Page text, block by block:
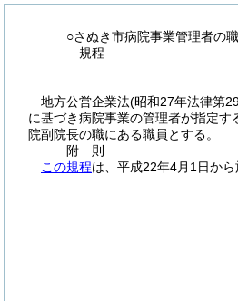
○さぬき市病院事業管理者の
規程
地方公営企業法(昭和27年法律第
に基づき病院事業の管理者が指定す
院副院長の職にある職員とする。
附 則
この規程は、平成22年4月1日から